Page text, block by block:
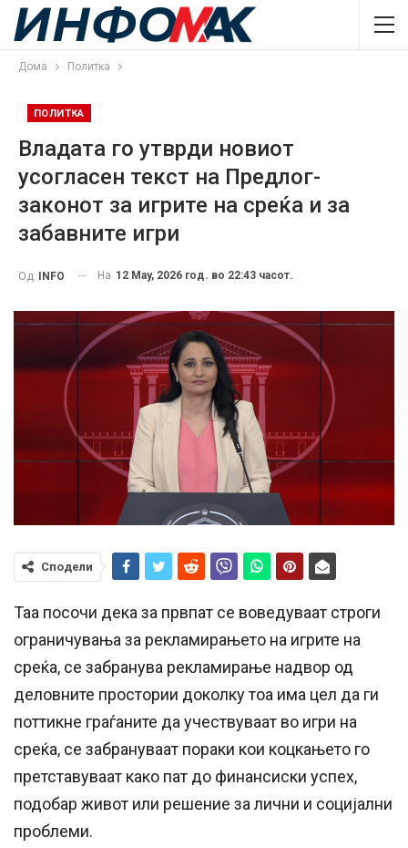
Дома Политка
ПОЛИТКА
Владата го утврди новиот
усогласен текст на Предлог-
законот за игрите на среќа и за
забавните игри
Од INFO На 12 May, 2026 год. во 22:43 часот.
Сподели
Таа посочи дека за првпат се воведуваат строги
ограничувања за рекламирањето на игрите на
среќа, се забранува рекламирање надвор од
деловните простории доколку тоа има цел да ги
поттикне граѓаните да учествуваат во игри на
среќа, се забрануваат пораки кои коцкањето го
претставуваат како пат до финансиски успех,
подобар живот или решение за лични и социјални
проблеми.